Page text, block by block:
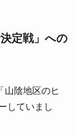
定戦」への
山陰地区のヒ
していまし